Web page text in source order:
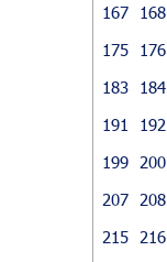
167
168
175
176
183
184
191
192
199
200
207
208
215
216